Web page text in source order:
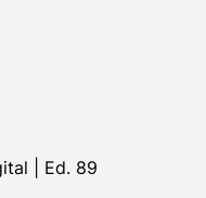
| Ed. 89